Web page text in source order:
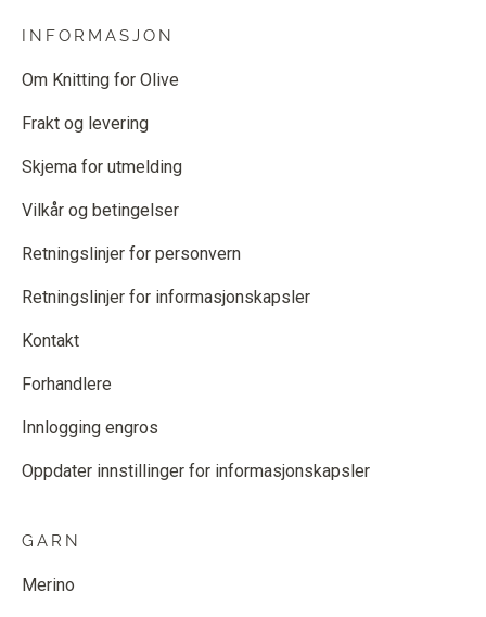
INFORMASJON
Om Knitting for Olive
Frakt og levering
Skjema for utmelding
Vilkår og betingelser
Retningslinjer for personvern
Retningslinjer for informasjonskapsler
Kontakt
Forhandlere
Innlogging engros
Oppdater innstillinger for informasjonskapsler
GARN
Merino